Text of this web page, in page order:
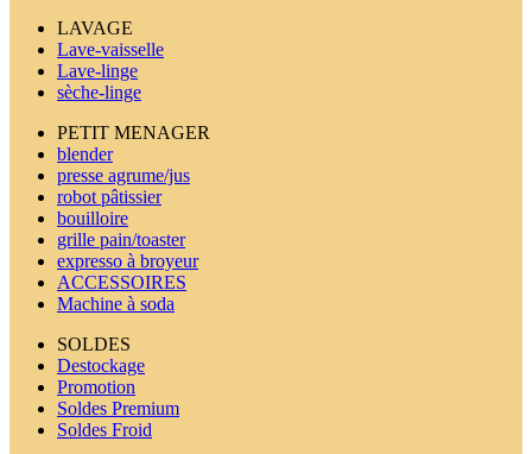
LAVAGE
Lave-vaisselle
Lave-linge
sèche-linge
PETIT MENAGER
blender
presse agrume/jus
robot pâtissier
bouilloire
grille pain/toaster
expresso à broyeur
ACCESSOIRES
Machine à soda
SOLDES
Destockage
Promotion
Soldes Premium
Soldes Froid